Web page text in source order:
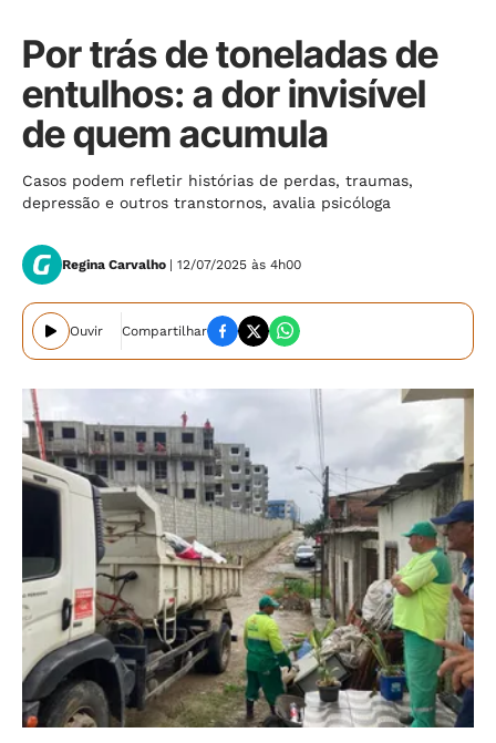
Por trás de toneladas de
entulhos: a dor invisível
de quem acumula
Casos podem refletir histórias de perdas, traumas,
depressão e outros transtornos, avalia psicóloga
Regina Carvalho | 12/07/2025 às 4h00
Ouvir Compartilhar